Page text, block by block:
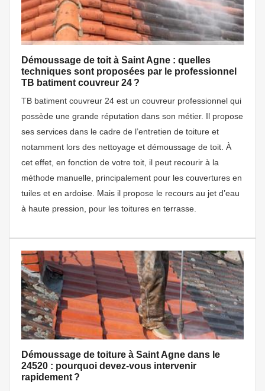
Démoussage de toit à Saint Agne : quelles
techniques sont proposées par le professionnel
TB batiment couvreur 24 ?
TB batiment couvreur 24 est un couvreur professionnel qui
possède une grande réputation dans son métier. Il propose
ses services dans le cadre de l’entretien de toiture et
notamment lors des nettoyage et démoussage de toit. À
cet effet, en fonction de votre toit, il peut recourir à la
méthode manuelle, principalement pour les couvertures en
tuiles et en ardoise. Mais il propose le recours au jet d’eau
à haute pression, pour les toitures en terrasse.
Démoussage de toiture à Saint Agne dans le
24520 : pourquoi devez-vous intervenir
rapidement ?